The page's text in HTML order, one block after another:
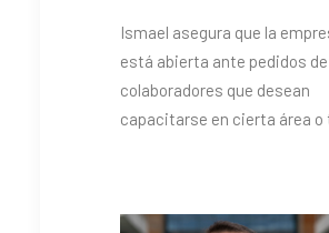
Ismael asegura que la
está abierta ante pedidos de
colaboradores que desean
capacitarse en cierta área o